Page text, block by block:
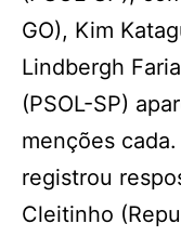
GO), Kim
Lindbergh
(PSOL-SP)
menções
registrou
Cleitinho